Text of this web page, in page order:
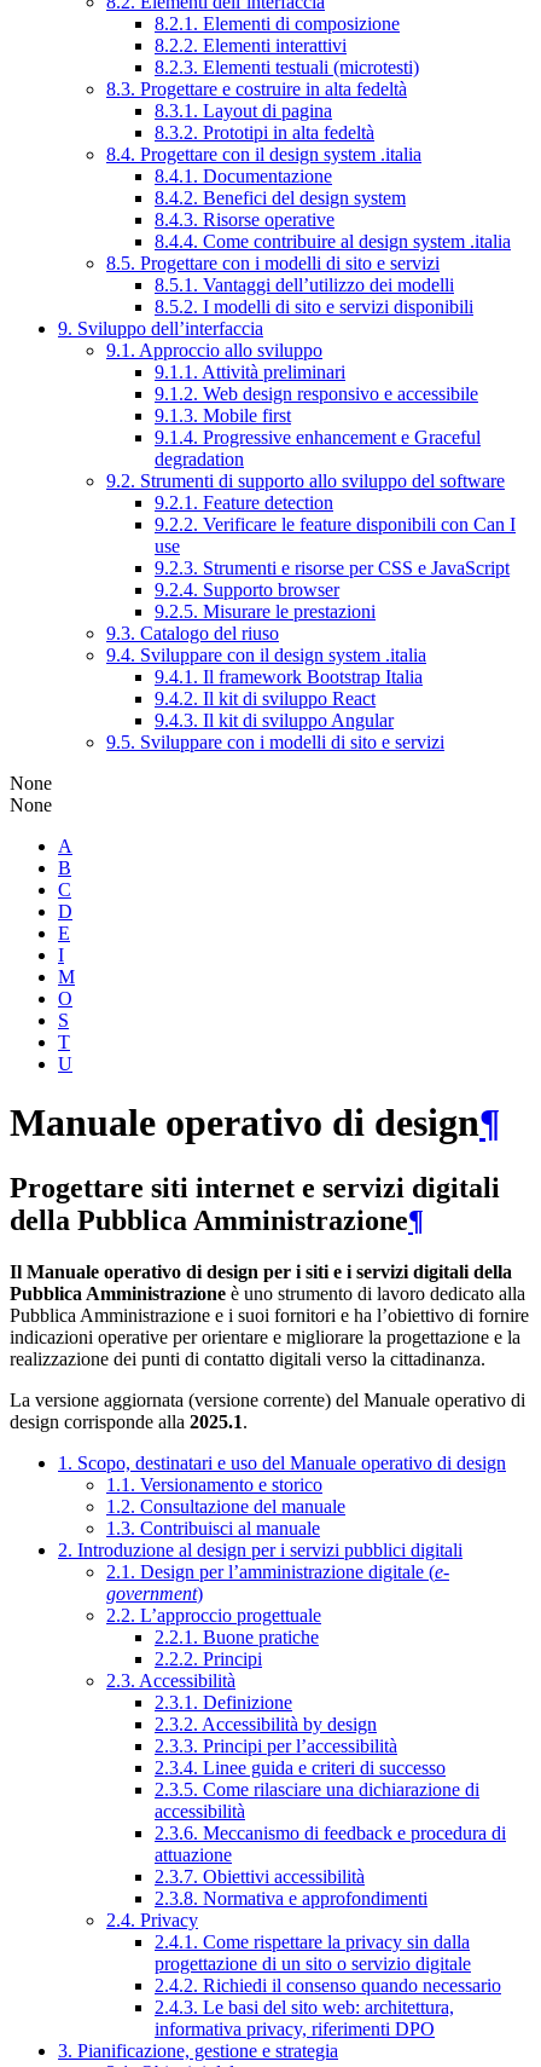
8.2.1. Elementi di composizione
8.2.2. Elementi interattivi
8.2.3. Elementi testuali (microtesti)
8.3. Progettare e costruire in alta fedeltà
8.3.1. Layout di pagina
8.3.2. Prototipi in alta fedeltà
8.4. Progettare con il design system .italia
8.4.1. Documentazione
8.4.2. Benefici del design system
8.4.3. Risorse operative
8.4.4. Come contribuire al design system .italia
8.5. Progettare con i modelli di sito e servizi
8.5.1. Vantaggi dell’utilizzo dei modelli
8.5.2. I modelli di sito e servizi disponibili
9. Sviluppo dell’interfaccia
9.1. Approccio allo sviluppo
9.1.1. Attività preliminari
9.1.2. Web design responsivo e accessibile
9.1.3. Mobile first
9.1.4. Progressive enhancement e Graceful
degradation
9.2. Strumenti di supporto allo sviluppo del software
9.2.1. Feature detection
9.2.2. Verificare le feature disponibili con Can I
use
9.2.3. Strumenti e risorse per CSS e JavaScript
9.2.4. Supporto browser
9.2.5. Misurare le prestazioni
9.3. Catalogo del riuso
9.4. Sviluppare con il design system .italia
9.4.1. Il framework Bootstrap Italia
9.4.2. Il kit di sviluppo React
9.4.3. Il kit di sviluppo Angular
9.5. Sviluppare con i modelli di sito e servizi
None
None
A
B
C
D
E
I
M
O
S
T
U
Manuale operativo di design¶
Progettare siti internet e servizi digitali
della Pubblica Amministrazione¶
Il Manuale operativo di design per i siti e i servizi digitali della
Pubblica Amministrazione è uno strumento di lavoro dedicato alla
Pubblica Amministrazione e i suoi fornitori e ha l’obiettivo di fornire
indicazioni operative per orientare e migliorare la progettazione e la
realizzazione dei punti di contatto digitali verso la cittadinanza.
La versione aggiornata (versione corrente) del Manuale operativo di
design corrisponde alla 2025.1.
1. Scopo, destinatari e uso del Manuale operativo di design
1.1. Versionamento e storico
1.2. Consultazione del manuale
1.3. Contribuisci al manuale
2. Introduzione al design per i servizi pubblici digitali
2.1. Design per l’amministrazione digitale (e-
government)
2.2. L’approccio progettuale
2.2.1. Buone pratiche
2.2.2. Principi
2.3. Accessibilità
2.3.1. Definizione
2.3.2. Accessibilità by design
2.3.3. Principi per l’accessibilità
2.3.4. Linee guida e criteri di successo
2.3.5. Come rilasciare una dichiarazione di
accessibilità
2.3.6. Meccanismo di feedback e procedura di
attuazione
2.3.7. Obiettivi accessibilità
2.3.8. Normativa e approfondimenti
2.4. Privacy
2.4.1. Come rispettare la privacy sin dalla
progettazione di un sito o servizio digitale
2.4.2. Richiedi il consenso quando necessario
2.4.3. Le basi del sito web: architettura,
informativa privacy, riferimenti DPO
3. Pianificazione, gestione e strategia